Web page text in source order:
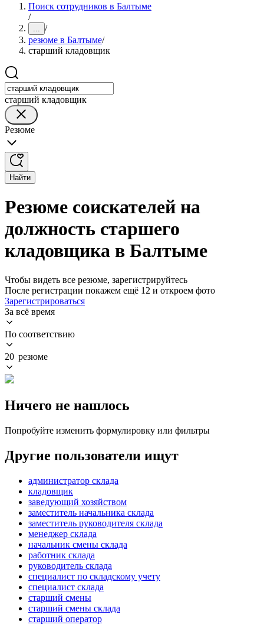
Поиск сотрудников в Балтыме
/
... /
резюме в Балтыме/
старший кладовщик
старший кладовщик
Резюме
Найти
Резюме соискателей на
должность старшего
кладовщика в Балтыме
Чтобы видеть все резюме, зарегистрируйтесь
После регистрации покажем ещё 12 и откроем фото
Зарегистрироваться
За всё время
По соответствию
20 резюме
Ничего не нашлось
Попробуйте изменить формулировку или фильтры
Другие пользователи ищут
администратор склада
кладовщик
заведующий хозяйством
заместитель начальника склада
заместитель руководителя склада
менеджер склада
начальник смены склада
работник склада
руководитель склада
специалист по складскому учету
специалист склада
старший смены
старший смены склада
старший оператор